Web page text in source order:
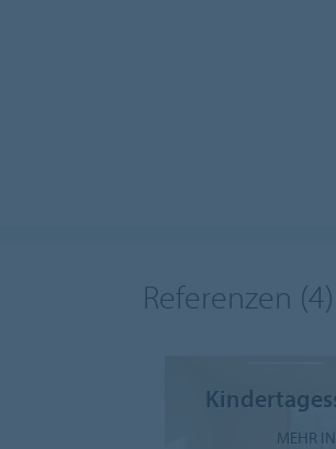
Referenzen (4)
MEHR